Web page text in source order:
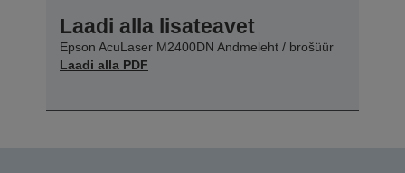
Laadi alla lisateavet
Epson AcuLaser M2400DN Andmeleht / brošüür
Laadi alla PDF